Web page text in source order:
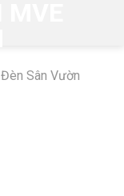
Đèn Sân Vườn